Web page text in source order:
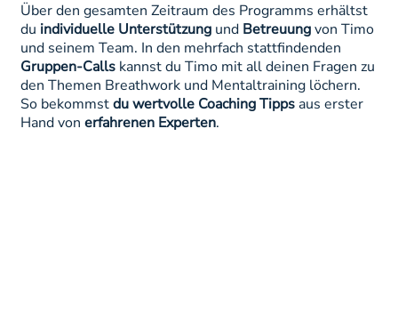
Über den gesamten Zeitraum des Programms erhältst
du individuelle Unterstützung und Betreuungvon Timo
und seinem Team. In den mehrfach stattfindenden
Gruppen-Calls kannst du Timo mit all deinen Fragen zu
den Themen Breathwork und Mentaltraining löchern.
So bekommstdu wertvolle Coaching Tipps aus erster
Hand von erfahrenen Experten.